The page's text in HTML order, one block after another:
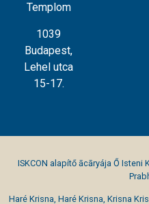
Templom
1039
Budapest,
Lehel utca
15-17.
ISKCON alapítő ācāryája Ő Isteni
Haré Krisna, Haré Krisna, Krisna